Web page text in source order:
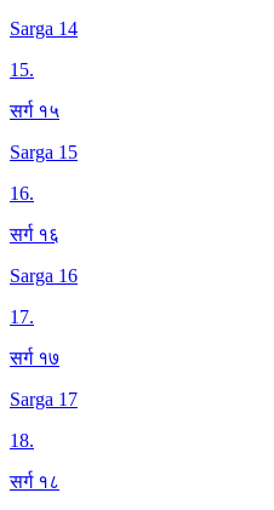
Sarga 14
15.
सर्ग १५
Sarga 15
16.
सर्ग १६
Sarga 16
17.
सर्ग १७
Sarga 17
18.
सर्ग १८